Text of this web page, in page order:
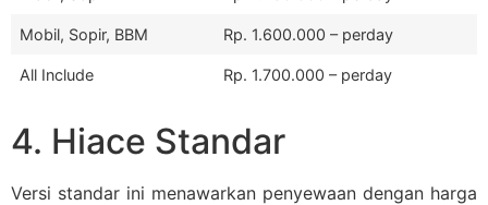
Mobil, Sopir, BBM Rp. 1.600.000 – perday
All Include Rp. 1.700.000 – perday
4. Hiace Standar
Versi standar ini menawarkan penyewaan dengan harga